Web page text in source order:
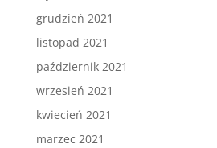
grudzień 2021
listopad 2021
październik 2021
wrzesień 2021
kwiecień 2021
marzec 2021